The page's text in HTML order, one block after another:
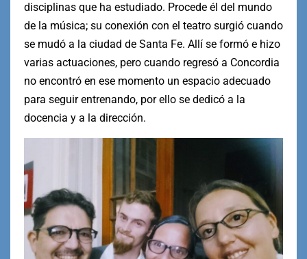
disciplinas que ha estudiado. Procede él del mundo
de la música; su conexión con el teatro surgió cuando
se mudó a la ciudad de Santa Fe. Allí se formó e hizo
varias actuaciones, pero cuando regresó a Concordia
no encontró en ese momento un espacio adecuado
para seguir entrenando, por ello se dedicó a la
docencia y a la dirección.